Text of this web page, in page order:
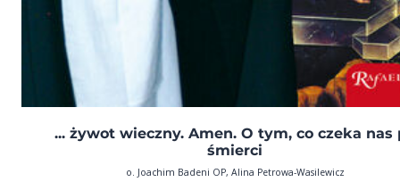
... żywot wieczny. Amen. O tym, co czeka nas
śmierci
o. Joachim Badeni OP, Alina Petrowa-Wasilewicz